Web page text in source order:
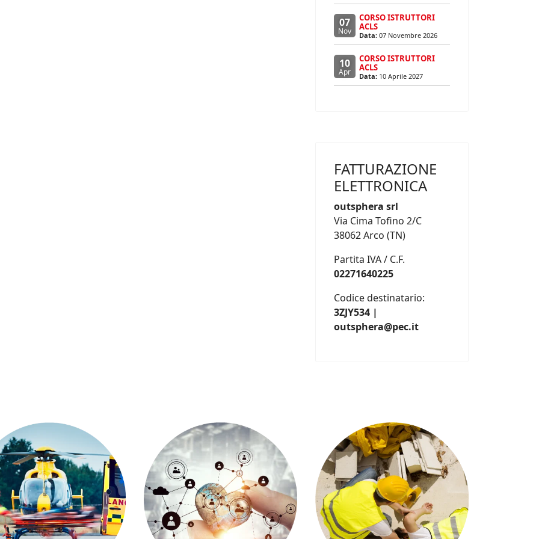
07
Nov
CORSO ISTRUTTORI
ACLS
Data: 07 Novembre 2026
10
Apr
CORSO ISTRUTTORI
ACLS
Data: 10 Aprile 2027
FATTURAZIONE
ELETTRONICA
outsphera srl
Via Cima Tofino 2/C
38062 Arco (TN)
Partita IVA / C.F.
02271640225
Codice destinatario:
3ZJY534 |
outsphera@pec.it